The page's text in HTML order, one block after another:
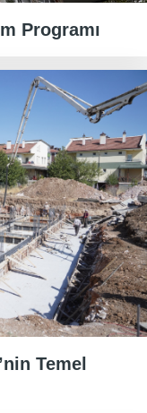
Programı
Temel